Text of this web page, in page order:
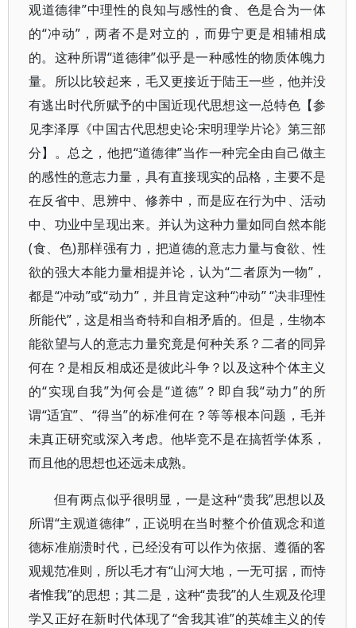
观道德律”中理性的良知与感性的食、色是合为一体
的“冲动”，两者不是对立的，而毋宁更是相辅相成
的。这种所谓“道德律”似乎是一种感性的物质体魄力
量。所以比较起来，毛又更接近于陆王一些，他并没
有逃出时代所赋予的中国近现代思想这一总特色【参
见李泽厚《中国古代思想史论·宋明理学片论》第三部
分】。总之，他把“道德律”当作一种完全由自己做主
的感性的意志力量，具有直接现实的品格，主要不是
在反省中、思辨中、修养中，而是应在行为中、活动
中、功业中呈现出来。并认为这种力量如同自然本能
(食、色)那样强有力，把道德的意志力量与食欲、性
欲的强大本能力量相提并论，认为“二者原为一物”，
都是“冲动”或“动力”，并且肯定这种“冲动” “决非理性
所能代”，这是相当奇特和自相矛盾的。但是，生物本
能欲望与人的意志力量究竟是何种关系？二者的同异
何在？是相反相成还是彼此斗争？以及这种个体主义
的“实现自我”为何会是“道德”？即自我“动力”的所
谓“适宜”、“得当”的标准何在？等等根本问题，毛并
未真正研究或深入考虑。他毕竞不是在搞哲学体系，
而且他的思想也还远未成熟。
但有两点似乎很明显，一是这种“贵我”思想以及
所谓“主观道德律”，正说明在当时整个价值观念和道
德标准崩溃时代，已经没有可以作为依据、遵循的客
观规范准则，所以毛才有“山河大地，一无可据，而恃
者惟我”的思想；其二是，这种“贵我”的人生观及伦理
学又正好在新时代体现了“舍我其谁”的英雄主义的传